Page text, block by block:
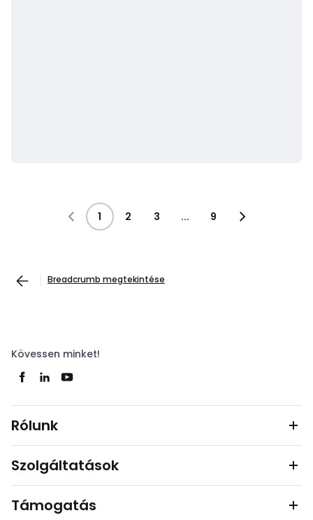
1 2 3 ... 9
Breadcrumb megtekintése
Kövessen minket!
Rólunk
Szolgáltatások
Támogatás